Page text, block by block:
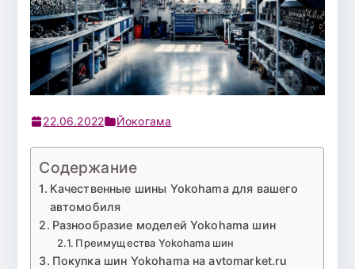
22.06.2022 Йокогама
Содержание
Качественные шины Yokohama для вашего
автомобиля
Разнообразие моделей Yokohama шин
Преимущества Yokohama шин
Покупка шин Yokohama на avtomarket.ru